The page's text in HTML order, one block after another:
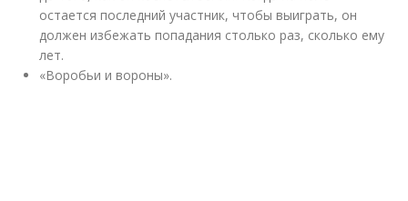
остается последний участник, чтобы выиграть, он
должен избежать попадания столько раз, сколько ему
лет.
«Воробьи и вороны».